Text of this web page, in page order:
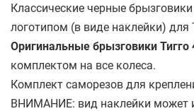
Классические черные
логотипом (в виде наклейки) для
Оригинальные брызговики Тигго
комплектом на все колеса.
Комплект саморезов для
ВНИМАНИЕ: вид наклейки может